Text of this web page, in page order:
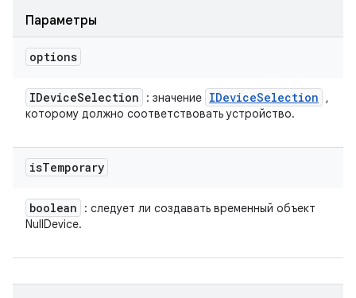
Параметры
options
IDeviceSelection : значение IDeviceSelection
,
которому должно соответствовать устройство.
isTemporary
boolean
: следует ли создавать временный объект
NullDevice.